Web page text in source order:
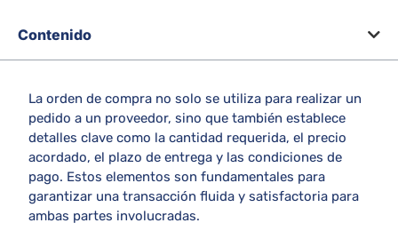
Contenido
La orden de compra no solo se utiliza para realizar un
pedido a un proveedor, sino que también establece
detalles clave como la cantidad requerida, el precio
acordado, el plazo de entrega y las condiciones de
pago. Estos elementos son fundamentales para
garantizar una transacción fluida y satisfactoria para
ambas partes involucradas.